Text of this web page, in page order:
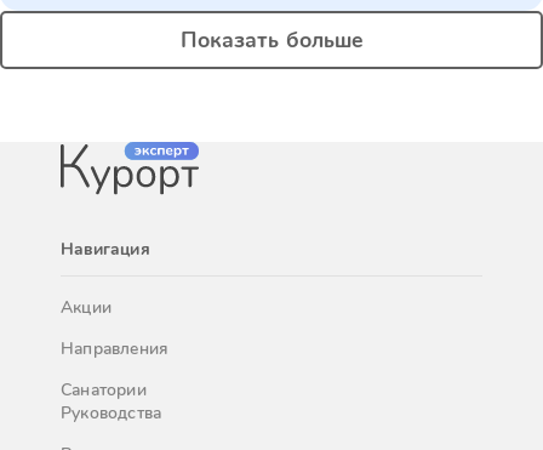
Показать больше
Навигация
Акции
Направления
Санатории
Руководства